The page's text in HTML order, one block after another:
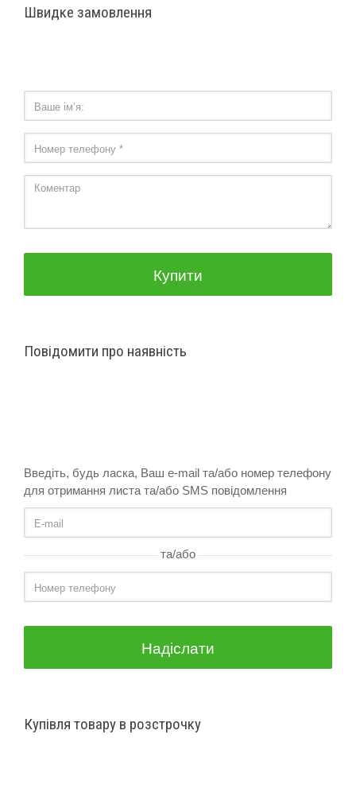
NFC
Стандарт зв'язку 5G Є
Galileo
Фізичні характеристики
Додатково
Серія Redmi Note 13 5G
448036
Гарантія 3 місяці
Швидке замовлення
Купити
Повідомити про наявність
Введіть, будь ласка, Ваш e-mail та/або номер телефону
для отримання листа та/або SMS повідомлення
та/або
Надіслати
Купівля товару в розстрочку